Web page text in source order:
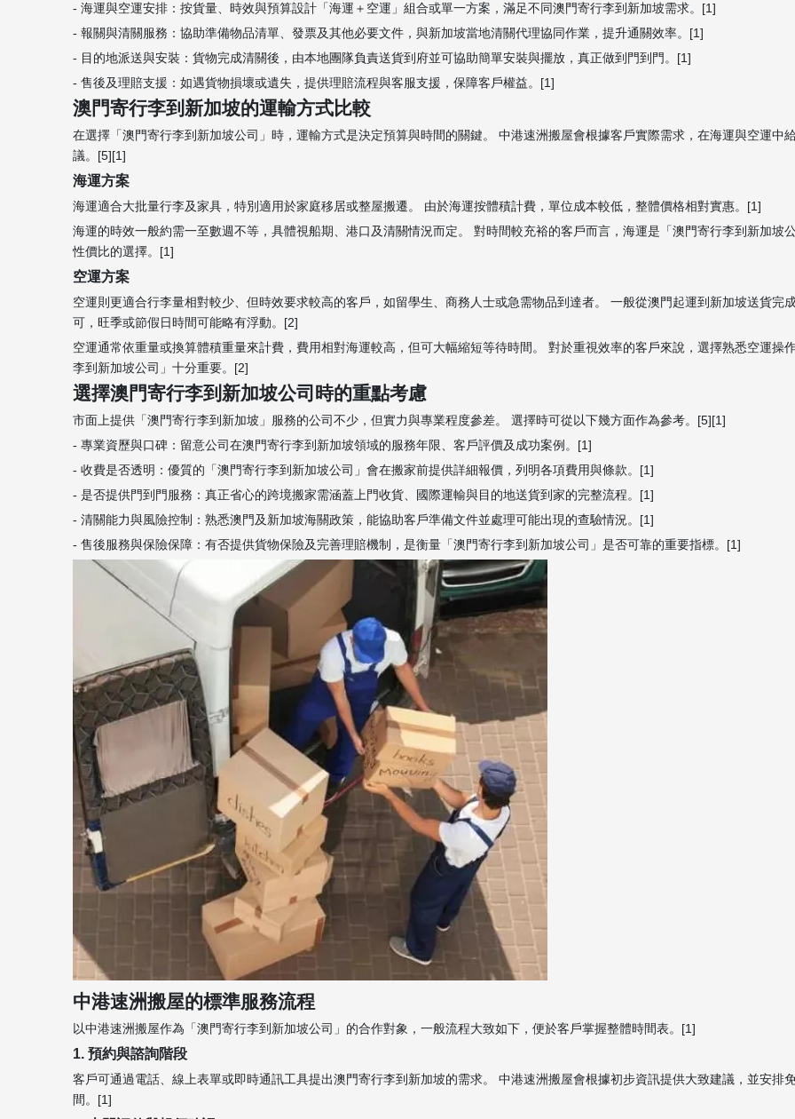
- 海運與空運安排：按貨量、時效與預算設計「海運＋空運」組合或單一方案，滿足不同澳門寄行李到新加坡需求。[1]
- 報關與清關服務：協助準備物品清單、發票及其他必要文件，與新加坡當地清關代理協同作業，提升通關效率。[1]
- 目的地派送與安裝：貨物完成清關後，由本地團隊負責送貨到府並可協助簡單安裝與擺放，真正做到門到門。[1]
- 售後及理賠支援：如遇貨物損壞或遺失，提供理賠流程與客服支援，保障客戶權益。[1]
澳門寄行李到新加坡的運輸方式比較
在選擇「澳門寄行李到新加坡公司」時，運輸方式是決定預算與時間的關鍵。 中港速洲搬屋會根據客戶實際需求，在海運與空運中
議。[5][1]
海運方案
海運適合大批量行李及家具，特別適用於家庭移居或整屋搬遷。 由於海運按體積計費，單位成本較低，整體價格相對實惠。[1]
海運的時效一般約需一至數週不等，具體視船期、港口及清關情況而定。 對時間較充裕的客戶而言，海運是「澳門寄行李到新加坡
性價比的選擇。[1]
空運方案
空運則更適合行李量相對較少、但時效要求較高的客戶，如留學生、商務人士或急需物品到達者。 一般從澳門起運到新加坡送貨完
可，旺季或節假日時間可能略有浮動。[2]
空運通常依重量或換算體積重量來計費，費用相對海運較高，但可大幅縮短等待時間。 對於重視效率的客戶來說，選擇熟悉空運操
李到新加坡公司」十分重要。[2]
選擇澳門寄行李到新加坡公司時的重點考慮
市面上提供「澳門寄行李到新加坡」服務的公司不少，但實力與專業程度參差。 選擇時可從以下幾方面作為參考。[5][1]
- 專業資歷與口碑：留意公司在澳門寄行李到新加坡領域的服務年限、客戶評價及成功案例。[1]
- 收費是否透明：優質的「澳門寄行李到新加坡公司」會在搬家前提供詳細報價，列明各項費用與條款。[1]
- 是否提供門到門服務：真正省心的跨境搬家需涵蓋上門收貨、國際運輸與目的地送貨到家的完整流程。[1]
- 清關能力與風險控制：熟悉澳門及新加坡海關政策，能協助客戶準備文件並處理可能出現的查驗情況。[1]
- 售後服務與保險保障：有否提供貨物保險及完善理賠機制，是衡量「澳門寄行李到新加坡公司」是否可靠的重要指標。[1]
中港速洲搬屋的標準服務流程
以中港速洲搬屋作為「澳門寄行李到新加坡公司」的合作對象，一般流程大致如下，便於客戶掌握整體時間表。[1]
1. 預約與諮詢階段
客戶可通過電話、線上表單或即時通訊工具提出澳門寄行李到新加坡的需求。 中港速洲搬屋會根據初步資訊提供大致建議，並安排
間。[1]